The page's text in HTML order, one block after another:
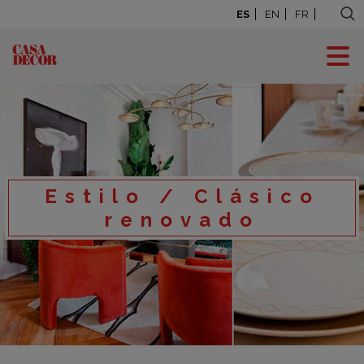
ES EN FR
Estilo / Clásico
renovado